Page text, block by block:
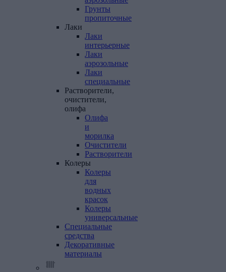
Грунты
пропиточные
Лаки
Лаки
интерьерные
Лаки
аэрозольные
Лаки
специальные
Растворители,
очистители,
олифа
Олифа
и
морилка
Очистители
Растворители
Колеры
Колеры
для
водных
красок
Колеры
универсальные
Специальные
средства
Декоративные
материалы